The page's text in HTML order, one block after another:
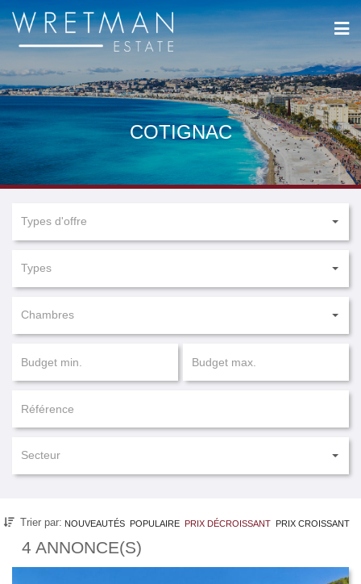
COTIGNAC
Types d'offre
Types
Chambres
Secteur
Trier par: NOUVEAUTÉS POPULAIRE PRIX DÉCROISSANT PRIX CROISSANT
4 ANNONCE(S)
Panneau de gestion des cookies